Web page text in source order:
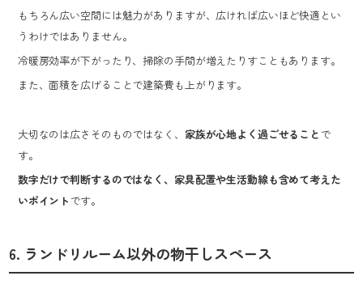
もちろん広い空間には魅力がありますが、広ければ広いほど快適とい
うわけではありません。
冷暖房効率が下がったり、掃除の手間が増えたりすこともあります。
また、面積を広げることで建築費も上がります。
大切なのは広さそのものではなく、 家族が心地よく過ごせること で
す。
数字だけで判断するのではなく、家具配置や生活動線も含めて考えた
いポイント です。
6. ランドリルーム以外の物干しスペース